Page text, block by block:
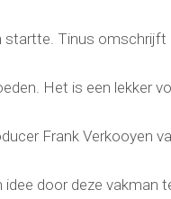
Tinus omschrijft
Het is een lekker
Frank Verkooyen
door deze vakman